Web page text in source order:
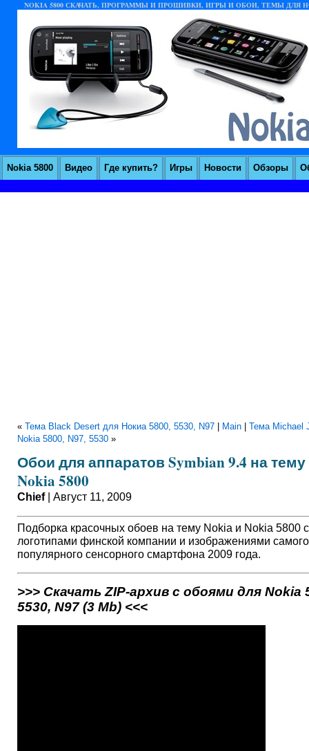
NOKIA 5800 СКАЧАТЬ, ПРОГРАММЫ И ПРОШИВКИ, ИГРЫ И ОБОИ, ТЕМЫ ДЛЯ
Nokia 5800 Видео Где купить? Игры Новости Обзоры
« Тема Black Desert для Нокиа 5800, 5530, N97 Main
Тема Michael
Nokia 5800, N97, 5530 »
Обои для аппаратов Symbian 9.4 на
Nokia 5800
Chief| Август 11, 2009
Подборка красочных обоев на тему Nokia и Nokia 5800 с
логотипами финской компании и изображениями самого
популярного сенсорного смартфона 2009 года.
>>> Скачать ZIP-архив с обоями для Nokia
5530, N97 (3 Mb) <<<